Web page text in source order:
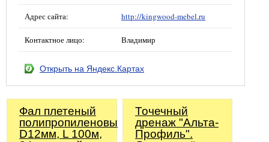
Адрес сайта: http://kingwood-mebel.ru
Контактное лицо: Владимир
Открыть на Яндекс.Картах
Фал плетеный
полипропиленовый,
D12мм, L 100м,
Точечный
дренаж "Альта-
Профиль".